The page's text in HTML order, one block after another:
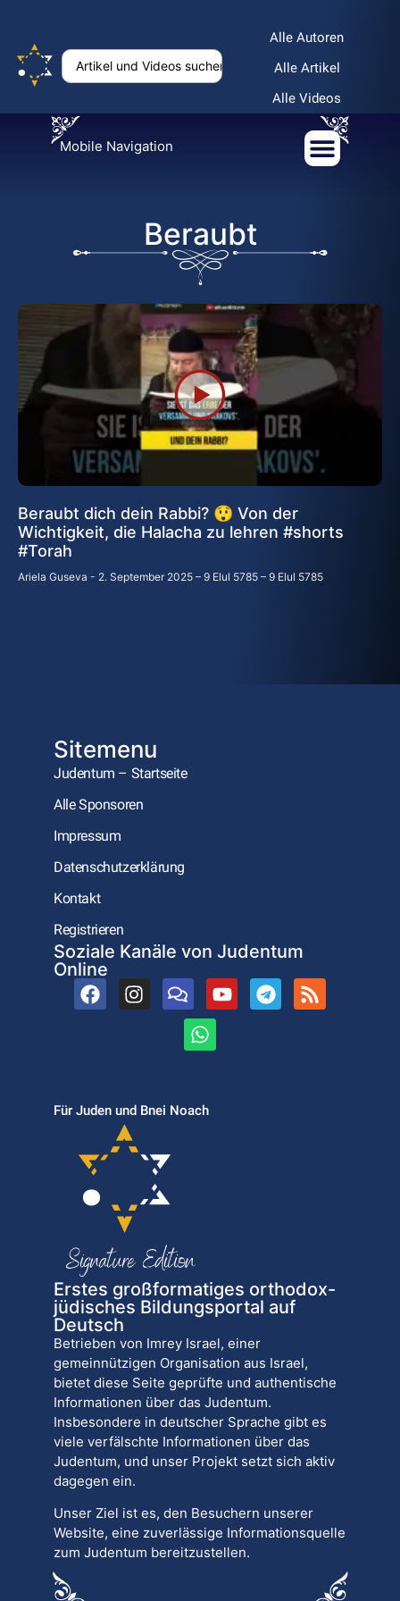
Alle Autoren
Alle Artikel
Alle Videos
Mobile Navigation
Beraubt
Beraubt dich dein Rabbi? 😲 Von der
Wichtigkeit, die Halacha zu lehren #shorts
#Torah
Ariela Guseva 2. September 2025 – 9 Elul 5785 – 9 Elul 5785
Sitemenu
Judentum – Startseite
Alle Sponsoren
Impressum
Datenschutzerklärung
Kontakt
Registrieren
Soziale Kanäle von Judentum
Online
Für Juden und Bnei Noach
Erstes großformatiges orthodox-
jüdisches Bildungsportal auf
Deutsch
Betrieben von Imrey Israel, einer
gemeinnützigen Organisation aus Israel,
bietet diese Seite geprüfte und authentische
Informationen über das Judentum.
Insbesondere in deutscher Sprache gibt es
viele verfälschte Informationen über das
Judentum, und unser Projekt setzt sich aktiv
dagegen ein.
Unser Ziel ist es, den Besuchern unserer
Website, eine zuverlässige Informationsquelle
zum Judentum bereitzustellen.